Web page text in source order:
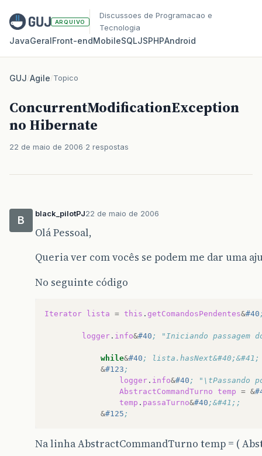
ARQUIVO
Discussoes de Programacao e
Tecnologia
JavaGeralFront‑endMobileSQLJSPHPAndroid
GUJ/Agile/Topico
ConcurrentModificationException
no Hibernate
22 de maio de 2006 2 respostas
B
black_pilotPJ22 de maio de 2006
Olá Pessoal,
Queria ver com vocês se podem me dar uma
No seguinte código
Iterator lista = this . getComandosPendentes&#40
logger . info&#40 ; "Iniciando passagem
while&#40 ; lista.hasNext&#40;&#41;
&#123 ;
logger . info&#40 ; "\tPassando
AbstractCommandTurno temp = &
temp . passaTurno&#40 ;&#41;;
&#125 ;
Na linha AbstractCommandTurno temp = (